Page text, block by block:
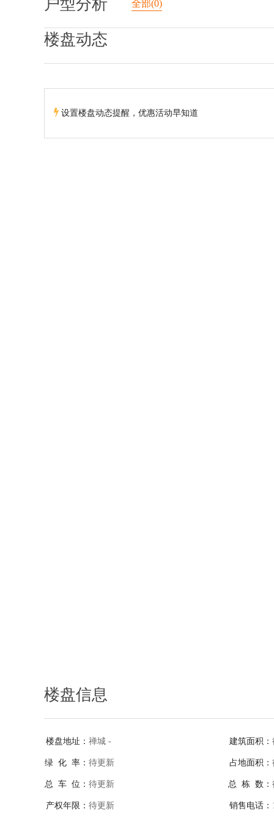
户型分析 全部(0)
楼盘动态
设置楼盘动态提醒，优惠活动早知道
楼盘信息
楼盘地址： 禅城 - 建筑面积：
绿 化 率： 待更新 占地面积：
总 车 位： 待更新 总 栋 数：
产权年限： 待更新 销售电话：